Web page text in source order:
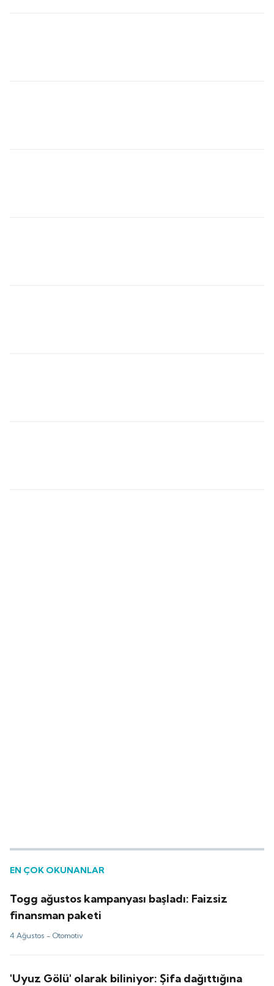
EN ÇOK OKUNANLAR
Togg ağustos kampanyası başladı: Faizsiz
finansman paketi
4 Ağustos -Otomotiv
'Uyuz Gölü' olarak biliniyor: Şifa dağıttığına